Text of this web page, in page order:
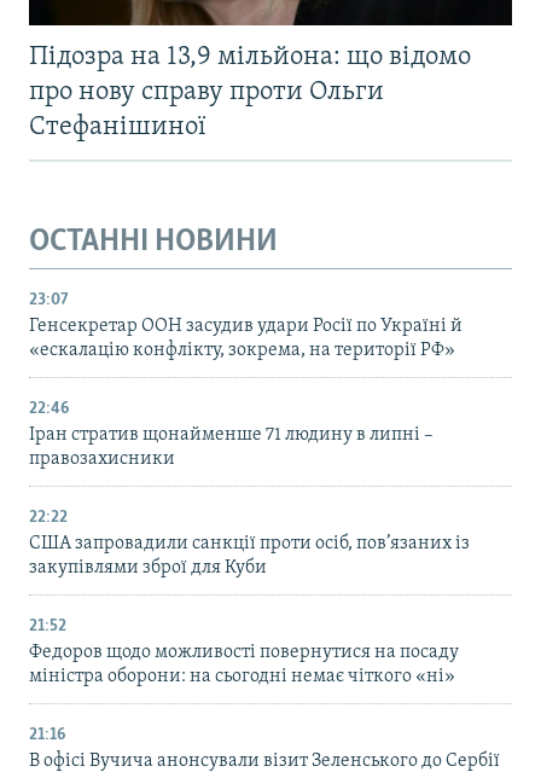
Підозра на 13,9 мільйона: що відомо
про нову справу проти Ольги
Стефанішиної
ОСТАННІ НОВИНИ
23:07
Генсекретар ООН засудив удари Росії по Україні й
«ескалацію конфлікту, зокрема, на території РФ»
22:46
Іран стратив щонайменше 71 людину в липні –
правозахисники
22:22
США запровадили санкції проти осіб, пов’язаних із
закупівлями зброї для Куби
21:52
Федоров щодо можливості повернутися на посаду
міністра оборони: на сьогодні немає чіткого «ні»
21:16
В офісі Вучича анонсували візит Зеленського до Сербії